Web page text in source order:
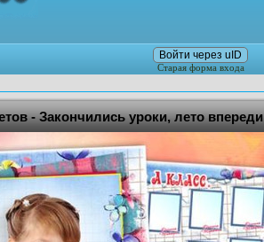
Войти через uID
Старая форма входа
- Закончились уроки, лето впереди